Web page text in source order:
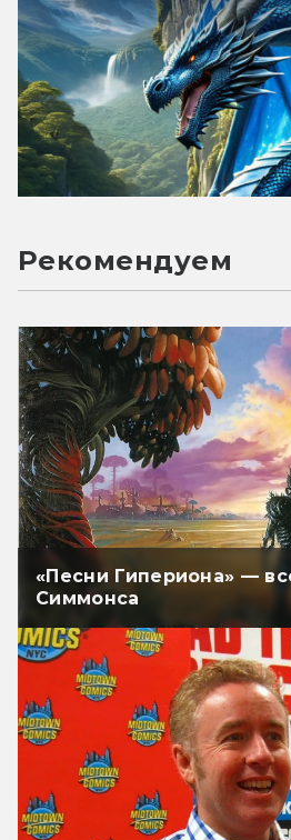
Рекомендуем
«Песни Гипериона» —
Симмонса